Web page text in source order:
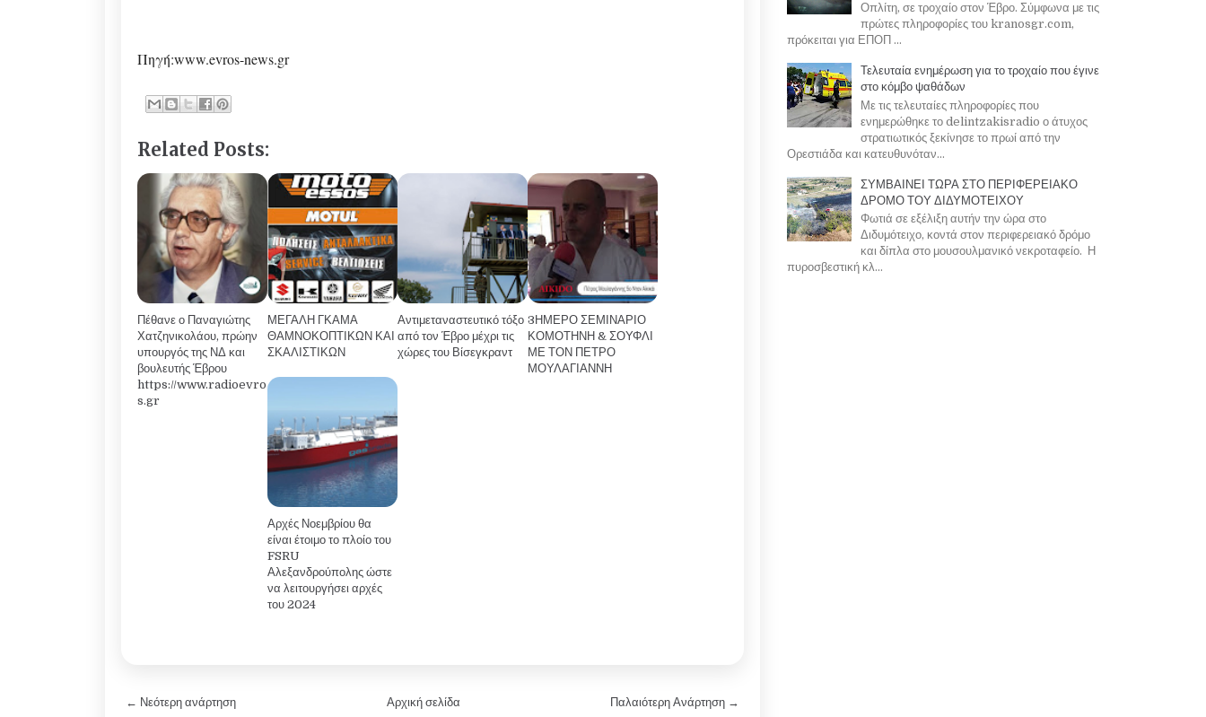
Πηγή:www.evros-news.gr
Related Posts:
Πέθανε ο Παναγιώτης
Χατζηνικολάου, πρώην
υπουργός της ΝΔ και
βουλευτής Έβρου
https://www.radioevro
s.gr
ΜΕΓΑΛΗ ΓΚΑΜΑ
ΘΑΜΝΟΚΟΠΤΙΚΩΝ ΚΑΙ
ΣΚΑΛΙΣΤΙΚΩΝ
Αντιμεταναστευτικό τόξο
από τον Έβρο μέχρι τις
χώρες του Βίσεγκραντ
3ΗΜΕΡΟ ΣΕΜΙΝΑΡΙΟ
ΚΟΜΟΤΗΝΗ & ΣΟΥΦΛΙ
ΜΕ ΤΟΝ ΠΕΤΡΟ
ΜΟΥΛΑΓΙΑΝΝΗ
Αρχές Νοεμβρίου θα
είναι έτοιμο το πλοίο του
FSRU
Αλεξανδρούπολης ώστε
να λειτουργήσει αρχές
του 2024
← Νεότερη ανάρτηση Παλαιότερη Ανάρτηση →
Αρχική σελίδα
Οπλίτη, σε τροχαίο στον Έβρο. Σύμφωνα με τις
πρώτες πληροφορίες του kranosgr.com,
πρόκειται για ΕΠΟΠ ...
Τελευταία ενημέρωση για το τροχαίο που έγινε
στο κόμβο ψαθάδων
Με τις τελευταίες πληροφορίες που
ενημερώθηκε το delintzakisradio ο άτυχος
στρατιωτικός ξεκίνησε το πρωί από την
Ορεστιάδα και κατευθυνόταν...
ΣΥΜΒΑΙΝΕΙ ΤΩΡΑ ΣΤΟ ΠΕΡΙΦΕΡΕΙΑΚΟ
ΔΡΟΜΟ ΤΟΥ ΔΙΔΥΜΟΤΕΙΧΟΥ
Φωτιά σε εξέλιξη αυτήν την ώρα στο
Διδυμότειχο, κοντά στον περιφερειακό δρόμο
και δίπλα στο μουσουλμανικό νεκροταφείο. Η
πυροσβεστική κλ...